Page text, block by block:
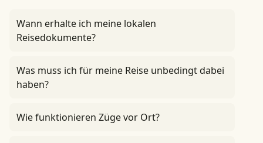
Wann erhalte ich meine lokalen
Reisedokumente?
Was muss ich für meine Reise unbedingt dabei
haben?
Wie funktionieren Züge vor Ort?